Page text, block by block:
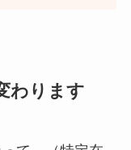
わります